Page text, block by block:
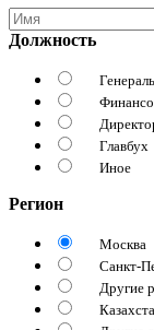
Должность
Главбух
Иное
Регион
Москва
Санкт-
Другие